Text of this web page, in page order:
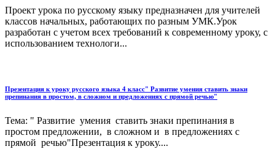
Проект урока по русскому языку предназначен для учителей
классов начальных, работающих по разным УМК.Урок
разработан с учетом всех требований к современному уроку, с
использованием технологи...
Презентация к уроку русского языка 4 класс" Развитие умения ставить знаки
препинания в простом, в сложном и предложениях с прямой речью"
Тема: " Развитие умения ставить знаки препинания в
простом предложении, в сложном и в предложениях с
прямой речью"Презентация к уроку....